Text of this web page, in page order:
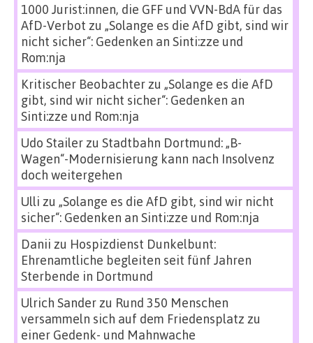
1000 Jurist:innen, die GFF und VVN-BdA für das
AfD-Verbot zu „Solange es die AfD gibt, sind wir
nicht sicher“: Gedenken an Sinti:zze und
Rom:nja
Kritischer Beobachterzu „Solange es die AfD
gibt, sind wir nicht sicher“: Gedenken an
Sinti:zze und Rom:nja
Udo Stailerzu Stadtbahn Dortmund: „B-
Wagen“-Modernisierung kann nach Insolvenz
doch weitergehen
Ulli zu „Solange es die AfD gibt, sind wir nicht
sicher“: Gedenken an Sinti:zze und Rom:nja
Danii zu Hospizdienst Dunkelbunt:
Ehrenamtliche begleiten seit fünf Jahren
Sterbende in Dortmund
Ulrich Sanderzu Rund 350 Menschen
versammeln sich auf dem Friedensplatz zu
einer Gedenk- und Mahnwache